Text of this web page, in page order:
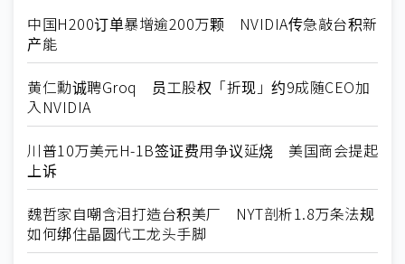
中国H200订单暴增逾200万颗 NVIDIA传急敲台积新
产能
黄仁勳诚聘Groq 员工股权「折现」约9成随CEO加
入NVIDIA
川普10万美元H-1B签证费用争议延烧 美国商会提起
上诉
魏哲家自嘲含泪打造台积美厂 NYT剖析1.8万条法规
如何绑住晶圆代工龙头手脚